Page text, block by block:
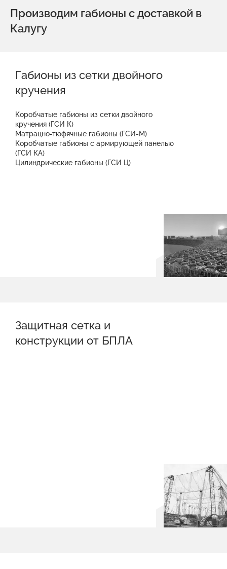
Производим габионы с доставкой в
Калугу
Габионы из сетки двойного
кручения
Коробчатые габионы из сетки двойного
кручения (ГСИ К)
Матрацно-тюфячные габионы (ГСИ-М)
Коробчатые габионы с армирующей панелью
(ГСИ КА)
Цилиндрические габионы (ГСИ Ц)
Защитная сетка и
конструкции от БПЛА